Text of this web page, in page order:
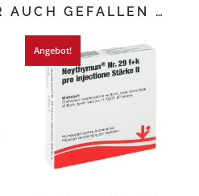
AUCH GEFALLEN …
Angebot!